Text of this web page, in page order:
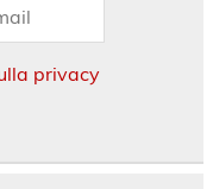
privacy